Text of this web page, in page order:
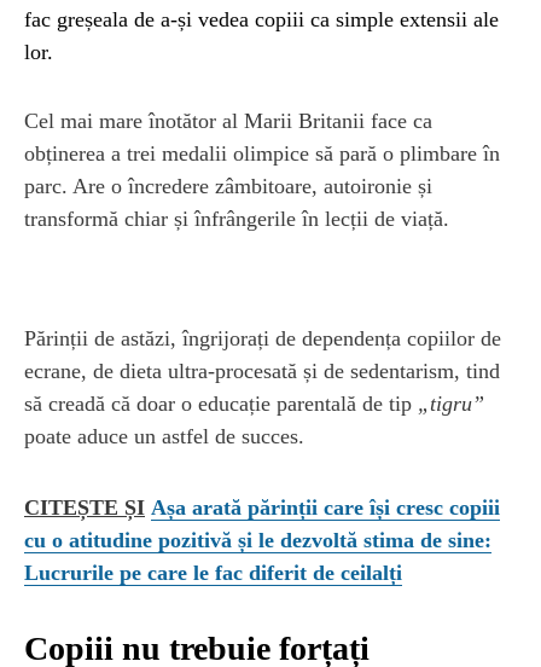
fac greșeala de a-și vedea copiii ca simple extensii ale
lor.
Cel mai mare înotător al Marii Britanii face ca
obținerea a trei medalii olimpice să pară o plimbare în
parc. Are o încredere zâmbitoare, autoironie și
transformă chiar și înfrângerile în lecții de viață.
Părinții de astăzi, îngrijorați de dependența copiilor de
ecrane, de dieta ultra-procesată și de sedentarism, tind
să creadă că doar o educație parentală de tip „tigru”
poate aduce un astfel de succes.
CITEȘTE ȘI Așa arată părinții care își cresc copiii
cu o atitudine pozitivă și le dezvoltă stima de sine:
Lucrurile pe care le fac diferit de ceilalți
Copiii nu trebuie forțați